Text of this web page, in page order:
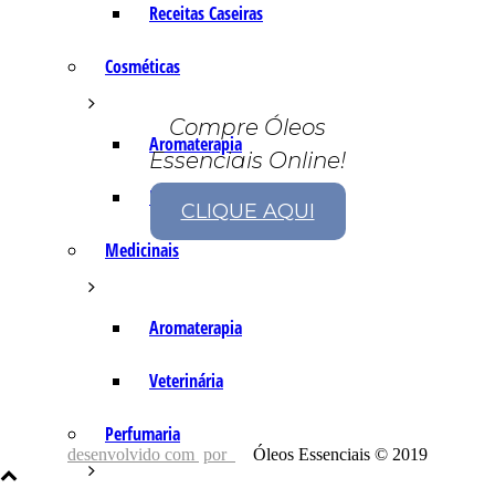
Receitas Caseiras
Cosméticas
Aromaterapia
Fórmulas Caseiras
Medicinais
Aromaterapia
Veterinária
Perfumaria
Compre Óleos
Essenciais Online!
CLIQUE AQUI
desenvolvido com por Óleos Essenciais © 2019